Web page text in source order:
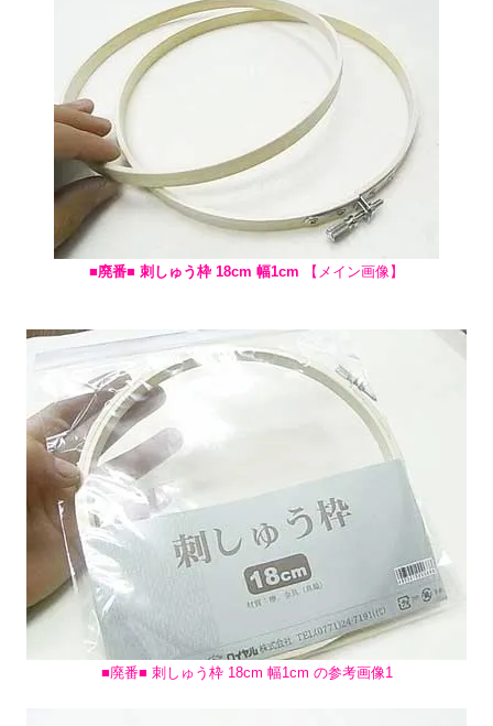
■廃番■ 刺しゅう枠 18cm 幅1cm 【メイン画像】
■廃番■ 刺しゅう枠 18cm 幅1cm の参考画像1